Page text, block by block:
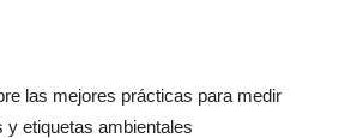
las mejores prácticas para medir
etiquetas ambientales